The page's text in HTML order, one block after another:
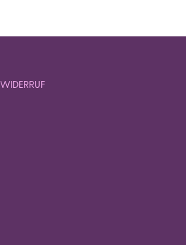
WIDERRUF